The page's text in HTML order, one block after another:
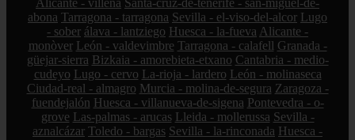
Alicante - villena Santa-cruz-de-tenerife - san-miguel-de-
abona Tarragona - tarragona Sevilla - el-viso-del-alcor Lugo
- sober álava - lantziego Huesca - la-fueva Alicante -
monòver León - valdevimbre Tarragona - calafell Granada -
güejar-sierra Bizkaia - amorebieta-etxano Cantabria - medio-
cudeyo Lugo - cervo La-rioja - lardero León - molinaseca
Ciudad-real - almagro Murcia - molina-de-segura Zaragoza -
fuendejalón Huesca - villanueva-de-sigena Pontevedra - o-
grove Las-palmas - arucas Lleida - mollerussa Sevilla -
aznalcázar Toledo - bargas Sevilla - la-rinconada Huesca -